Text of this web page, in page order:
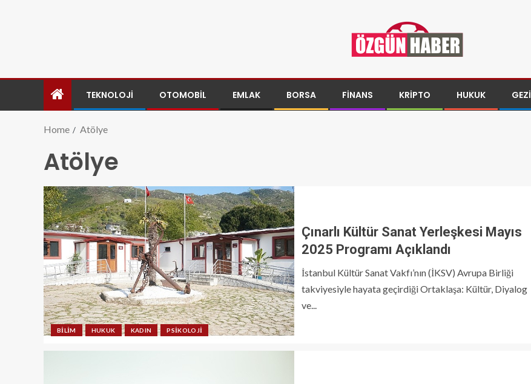
TEKNOLOJI OTOMOBIL EMLAK BORSA FINANS KRIPTO HUKUK GEZI
Home Atölye
Atölye
BILIM HUKUK KADIN PSIKOLOJI
Çınarlı Kültür Sanat Yerleşkesi Mayıs
2025 Programı Açıklandı
İstanbul Kültür Sanat Vakfı’nın (İKSV) Avrupa Birliği
takviyesiyle hayata geçirdiği Ortaklaşa: Kültür, Diyalog
ve...